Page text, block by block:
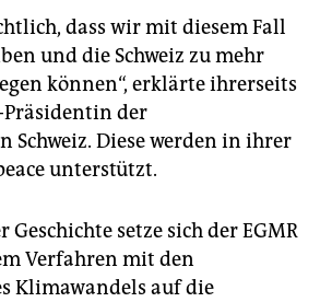
dass wir mit diesem Fall
und die Schweiz zu mehr
können“, erklärte ihrerseits
Präsidentin der
Schweiz. Diese werden in ihrer
unterstützt.
setze sich der EGMR
Verfahren mit den
Klimawandels auf die